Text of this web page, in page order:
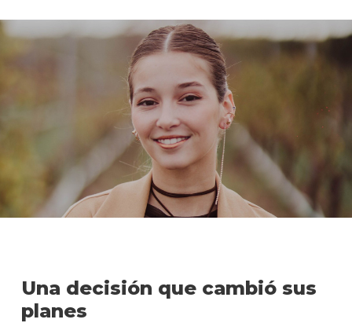
de
Una decisión que cambió sus
planes